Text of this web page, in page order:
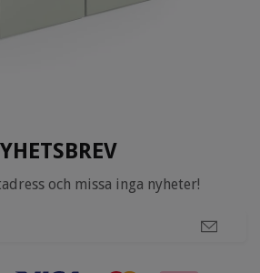
och missa inga nyheter!